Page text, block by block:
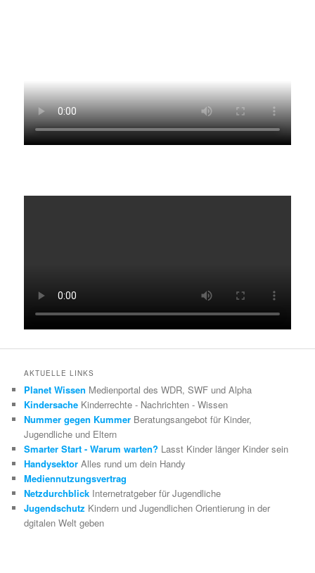
AKTUELLE LINKS
Planet Wissen Medienportal des WDR, SWF und Alpha
Kindersache Kinderrechte - Nachrichten - Wissen
Nummer gegen Kummer Beratungsangebot für Kinder,
Jugendliche und Eltern
Smarter Start - Warum warten? Lasst Kinder länger Kinder sein
Handysektor Alles rund um dein Handy
Mediennutzungsvertrag
Netzdurchblick Internetratgeber für Jugendliche
Jugendschutz Kindern und Jugendlichen Orientierung in der
dgitalen Welt geben